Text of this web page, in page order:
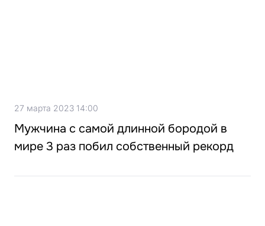
27 марта 2023 14:00
Мужчина с самой длинной бородой в
мире 3 раз побил собственный рекорд